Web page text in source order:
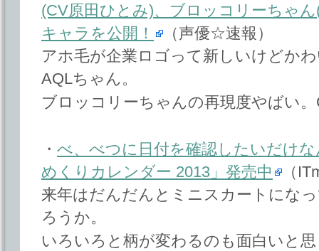
(CV原田ひとみ)、ブロッコリーちゃ
キャラを公開！
（声優☆速報）
アホ毛が企業ロゴって新しいけどか
AQLちゃん。
ブロッコリーちゃんの再現度やばい
・ べ、べつに日付を確認したいだけ
めくりカレンダー 2013」発売中
（
来年はだんだんとミニスカートにな
ろうか。
いろいろと柄が変わるのも面白いと